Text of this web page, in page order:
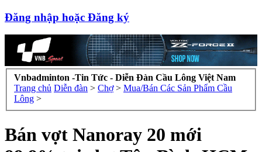
Đăng nhập hoặc Đăng ký
Vnbadminton -Tin Tức - Diễn Đàn Cầu Lông Việt Nam
Trang chủ Diễn đàn > Chợ > Mua/Bán Các Sản Phẩm Cầu
Lông >
Bán vợt Nanoray 20 mới